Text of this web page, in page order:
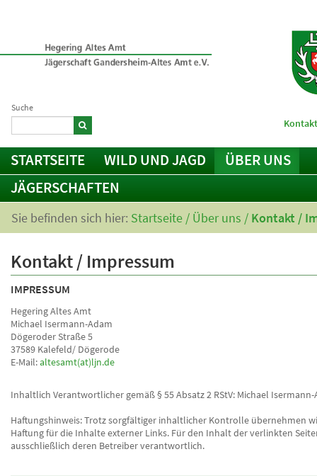
Suche
STARTSEITE WILD UND JAGD
ÜBER UNS
JÄGERSCHAFTEN
Sie befinden sich hier: Startseite / Über uns / Kontakt /
Kontakt / Impressum
IMPRESSUM
Hegering Altes Amt
Michael Isermann-Adam
Dögeroder Straße 5
37589 Kalefeld/ Dögerode
E-Mail:altesamt(at)ljn.de
Inhaltlich Verantwortlicher gemäß § 55 Absatz 2 RStV: Michael
Haftungshinweis: Trotz sorgfältiger inhaltlicher Kontrolle übernehmen
Haftung für die Inhalte externer Links. Für den Inhalt der verlinkten
ausschließlich deren Betreiber verantwortlich.